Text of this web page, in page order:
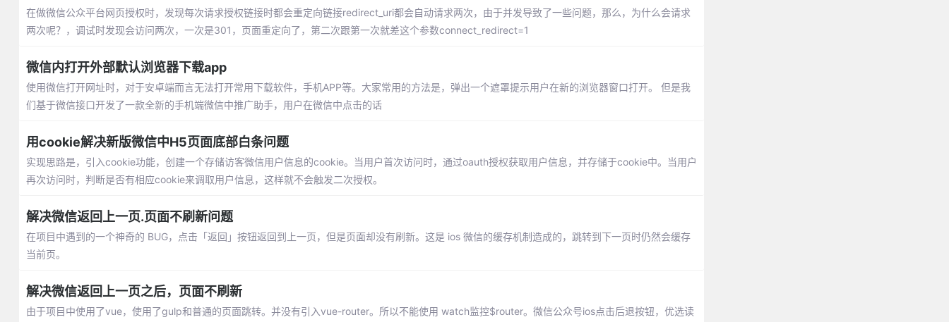
在做微信公众平台网页授权时，发现每次请求授权链接时都会重定向链接redirect_uri都会自动请求两次，由于并发导致了一些问题，那么，为什么会请求
两次呢？，调试时发现会访问两次，一次是301，页面重定向了，第二次跟第一次就差这个参数connect_redirect=1
微信内打开外部默认浏览器下载app
使用微信打开网址时，对于安卓端而言无法打开常用下载软件，手机APP等。大家常用的方法是，弹出一个遮罩提示用户在新的浏览器窗口打开。 但是我
们基于微信接口开发了一款全新的手机端微信中推广助手，用户在微信中点击的话
用cookie解决新版微信中H5页面底部白条问题
实现思路是，引入cookie功能，创建一个存储访客微信用户信息的cookie。当用户首次访问时，通过oauth授权获取用户信息，并存储于cookie中。当用户
再次访问时，判断是否有相应cookie来调取用户信息，这样就不会触发二次授权。
解决微信返回上一页.页面不刷新问题
在项目中遇到的一个神奇的 BUG，点击「返回」按钮返回到上一页，但是页面却没有刷新。这是 ios 微信的缓存机制造成的，跳转到下一页时仍然会缓存
当前页。
解决微信返回上一页之后，页面不刷新
由于项目中使用了vue，使用了gulp和普通的页面跳转。并没有引入vue-router。所以不能使用 watch监控$router。微信公众号ios点击后退按钮，优选读